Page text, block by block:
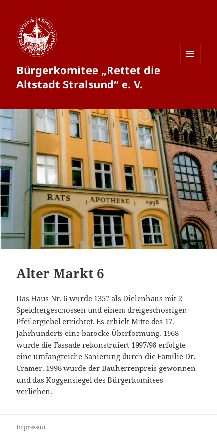
Bürgerkomitee „Rettet die
Altstadt Stralsund“ e. V.
Alter Markt 6
Das Haus Nr. 6 wurde 1357 als Dielenhaus mit 2
Speichergeschossen und einem dreigeschossigen
Pfeilergiebel errichtet. Es erhielt Mitte des 17.
Jahrhunderts eine barocke Überformung. 1968
wurde die Fassade rekonstruiert 1997/98 erfolgte
eine umfangreiche Sanierung durch die Familie Dr.
Cramer. 1998 wurde der Bauherrenpreis gewonnen
und das Koggensiegel des Bürgerkomitees
verliehen.
Impressum